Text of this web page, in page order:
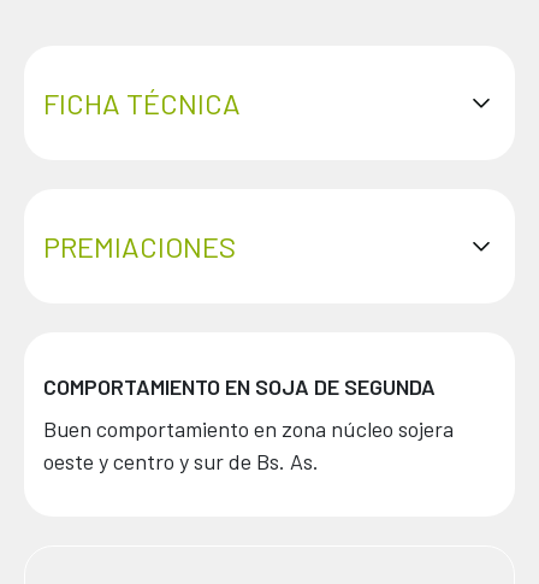
FICHA TÉCNICA
PREMIACIONES
COMPORTAMIENTO EN SOJA DE SEGUNDA
Buen comportamiento en zona núcleo sojera
oeste y centro y sur de Bs. As.